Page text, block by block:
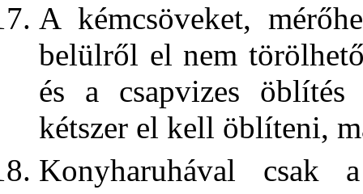
A kémcsöveket,
belülről el nem
és a csapvizes
kétszer el kell öblíteni,
Konyharuhával csak